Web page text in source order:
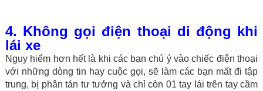
4. Không gọi điện thoại di động khi
lái xe
Nguy hiểm hơn hết là khi các bạn chú ý vào chiếc điện thoại
với những dòng tin hay cuộc gọi, sẽ làm các bạn mất đi tập
trung, bị phân tán tư tưởng và chỉ còn 01 tay lái trên tay cầm